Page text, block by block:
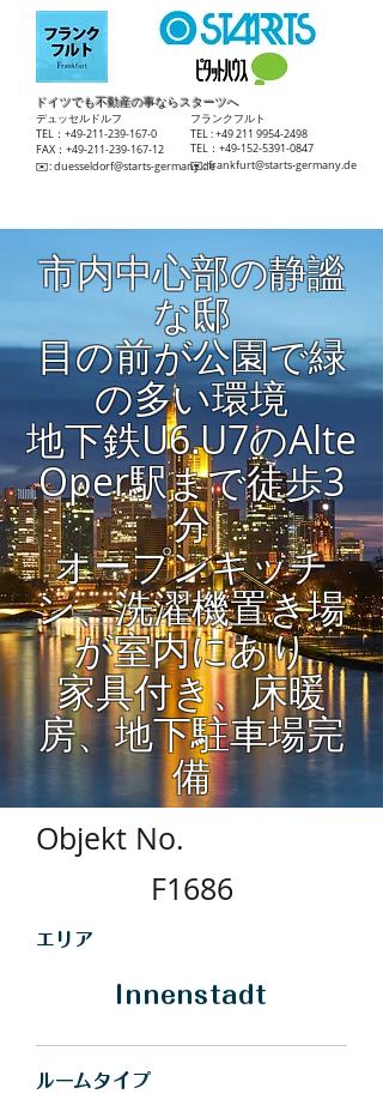
ドイツでも不動産の事ならスターツへ
​フランクフルト
TEL :+49 211 9954-2498
TEL：+49-152-5391-0847
​✉️:frankfurt@starts-germany.de
​デュッセルドルフ
TEL：+49-211-239-167-0
FAX：+49-211-239-167-12
​✉️:duesseldorf@starts-germany.de
市内中心部の静謐
な邸
目の前が公園で緑
の多い環境
地下鉄U6.U7のAlte
Oper駅まで徒歩3
分
オープンキッチ
ン、洗濯機置き場
が室内にあり
家具付き、床暖
房、地下駐車場完
備
Objekt No.
F1686
​エリア
Innenstadt
​ルームタイプ